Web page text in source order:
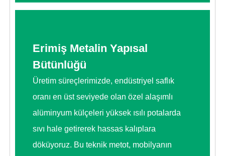
Erimiş Metalin Yapısal
Bütünlüğü
Üretim süreçlerimizde, endüstriyel saflık
oranı en üst seviyede olan özel alaşımlı
alüminyum külçeleri yüksek ısılı potalarda
sıvı hale getirerek hassas kalıplara
döküyoruz. Bu teknik metot, mobilyanın